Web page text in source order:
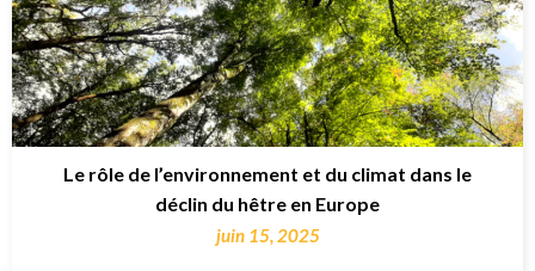
Le rôle de l’environnement et du climat dans le
déclin du hêtre en Europe
juin 15, 2025